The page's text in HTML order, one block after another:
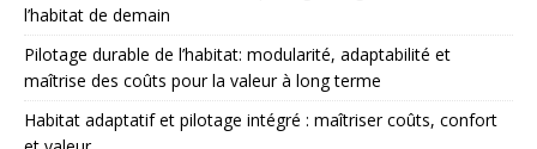
l’habitat de demain
Pilotage durable de l’habitat: modularité, adaptabilité et
maîtrise des coûts pour la valeur à long terme
Habitat adaptatif et pilotage intégré : maîtriser coûts, confort